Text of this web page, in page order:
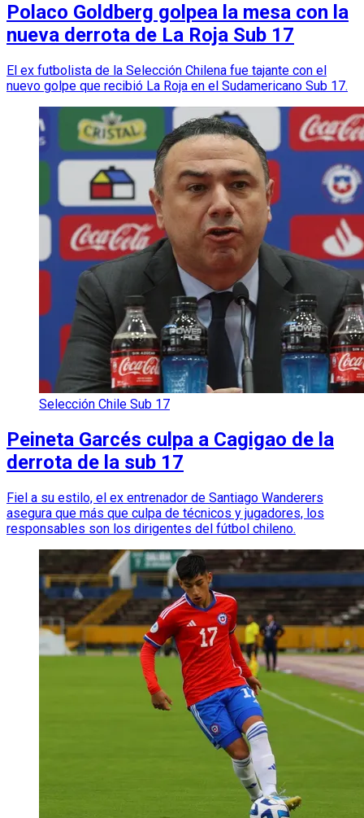
Polaco Goldberg golpea la mesa con la
nueva derrota de La Roja Sub 17
El ex futbolista de la Selección Chilena fue tajante con el
nuevo golpe que recibió La Roja en el Sudamericano Sub 17.
Selección Chile Sub 17
Peineta Garcés culpa a Cagigao de la
derrota de la sub 17
Fiel a su estilo, el ex entrenador de Santiago Wanderers
asegura que más que culpa de técnicos y jugadores, los
responsables son los dirigentes del fútbol chileno.